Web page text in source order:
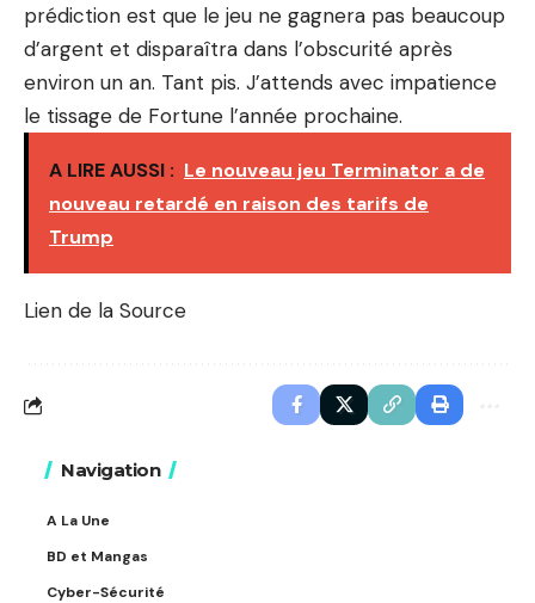
prédiction est que le jeu ne gagnera pas beaucoup
d’argent et disparaîtra dans l’obscurité après
environ un an. Tant pis. J’attends avec impatience
le tissage de Fortune l’année prochaine.
A LIRE AUSSI : Le nouveau jeu Terminator a de
nouveau retardé en raison des tarifs de
Trump
Lien de la Source
Navigation
A La Une
BD et Mangas
Cyber-Sécurité